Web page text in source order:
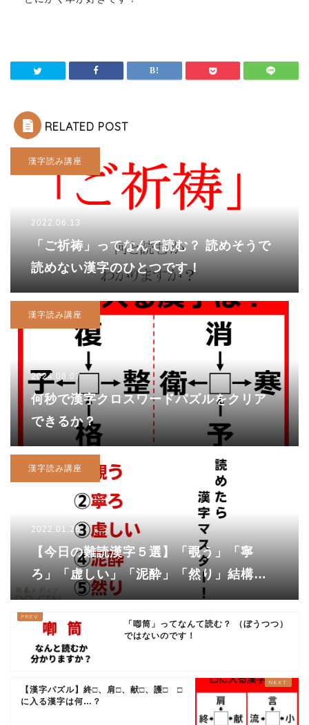
RELATED POST
漢字読み講座
2022.06.13
「ご祈祷」ってなんて読む？ 読めそうで
読めない漢字のひとつです！
漢字読み講座
2024.08.07
何秒で漢字クロスワードパズルをクリア
できるか？
漢字読み講座
2022.01.26
【今日の難読漢字５選】「覗う」「寧
ろ」「虚しい」「泥酔」「然り」結構簡
単かも！？
「喞筒」ってなんて読む？ （ぼうつつ）
ではないのです！
【漢字パズル】終□、肩□、献□、護□ □
に入る漢字は何…？